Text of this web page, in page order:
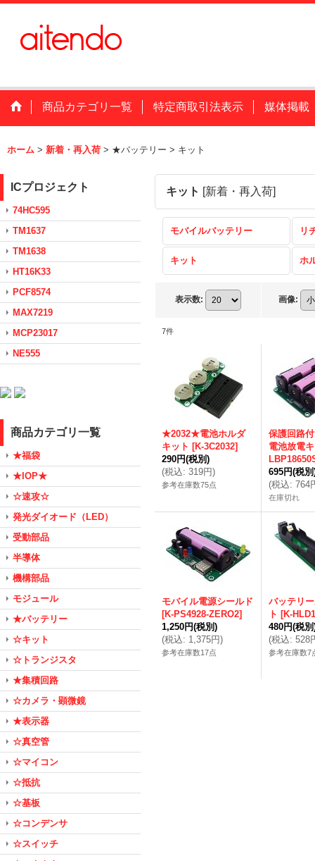
商品カテゴリ一覧 特定商取引法表示 媒体掲載
ホーム > 新着・再入荷 > ★バッテリー > キット
ICプロジェクト
74HC595
TM1637
TM1638
HT16K33
PCF8574
MAX7219
MCP23017
NE555
商品カテゴリ一覧
★福袋
★IOP★
☆速攻☆
発光ダイオード（LED）
受動部品
半導体
機構部品
モジュール
★バッテリー
☆キット
☆トランジスタ
★集積回路
☆カメラ・顕微鏡
★表示器
☆真空管
☆マイコン
☆抵抗
☆基板
☆コンデンサ
☆スイッチ
キット [新着・再入荷]
モバイルバッテリー リ
キット ホ
表示数: 画像:
7件
★2032★電池ホルダ
キット [K-3C2032]
290円(税別)
(税込: 319円)
参考在庫数75点
保護回路
電池放電
695円(税別
(税込: 764
在庫切れ
モバイル電源シールド
[K-PS4928-ZERO2]
1,250円(税別)
(税込: 1,375円)
参考在庫数17点
バッテリ
ト [K-
480円(税別
(税込: 528
参考在庫数7